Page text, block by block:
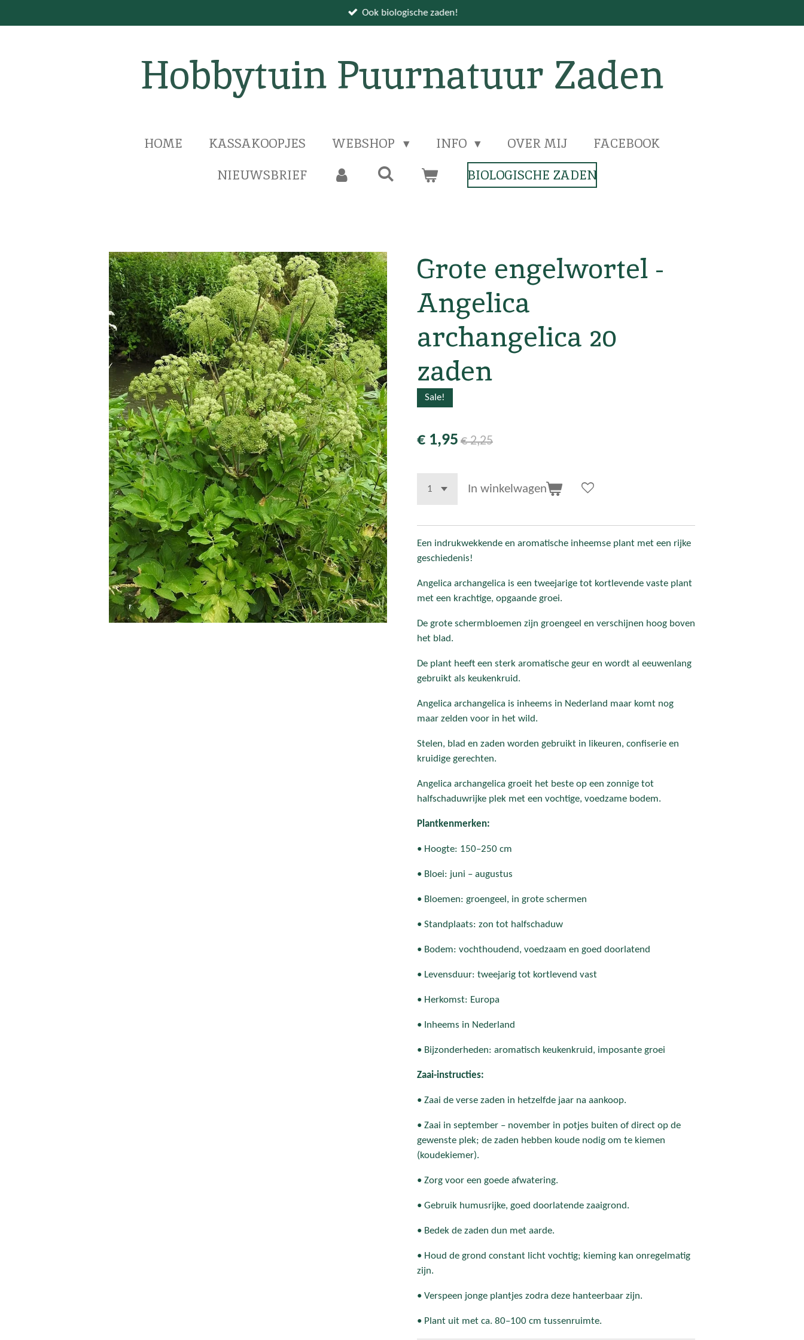
direct
Ook biologische zaden!
Hobbytuin Puurnatuur Zaden
HOME KASSAKOOPJES WEBSHOP INFO OVER MIJ
FACEBOOK
NIEUWSBRIEF
BIOLOGISCHE ZADEN
Grote engelwortel -
Angelica
archangelica 20
zaden
Sale!
€ 1,95 € 2,25
In winkelwagen
Een indrukwekkende en aromatische inheemse plant met een rijke
geschiedenis!
Angelica archangelica is een tweejarige tot kortlevende vaste plant
met een krachtige, opgaande groei.
De grote schermbloemen zijn groengeel en verschijnen hoog boven
het blad.
De plant heeft een sterk aromatische geur en wordt al eeuwenlang
gebruikt als keukenkruid.
Angelica archangelica is inheems in Nederland maar komt nog
maar zelden voor in het wild.
Stelen, blad en zaden worden gebruikt in likeuren, confiserie en
kruidige gerechten.
Angelica archangelica groeit het beste op een zonnige tot
halfschaduwrijke plek met een vochtige, voedzame bodem.
Plantkenmerken:
• Hoogte: 150–250 cm
• Bloei: juni – augustus
• Bloemen: groengeel, in grote schermen
• Standplaats: zon tot halfschaduw
• Bodem: vochthoudend, voedzaam en goed doorlatend
• Levensduur: tweejarig tot kortlevend vast
• Herkomst: Europa
• Inheems in Nederland
• Bijzonderheden: aromatisch keukenkruid, imposante groei
Zaai-instructies:
• Zaai de verse zaden in hetzelfde jaar na aankoop.
• Zaai in september – november in potjes buiten of direct op de
gewenste plek; de zaden hebben koude nodig om te kiemen
(koudekiemer).
• Zorg voor een goede afwatering.
• Gebruik humusrijke, goed doorlatende zaaigrond.
• Bedek de zaden dun met aarde.
• Houd de grond constant licht vochtig; kieming kan onregelmatig
zijn.
• Verspeen jonge plantjes zodra deze hanteerbaar zijn.
• Plant uit met ca. 80–100 cm tussenruimte.